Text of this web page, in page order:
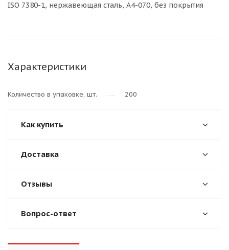
ISO 7380-1, нержавеющая сталь, A4-070, без покрытия
Характеристики
Количество в упаковке, шт. 200
Как купить
Доставка
Отзывы
Вопрос-ответ